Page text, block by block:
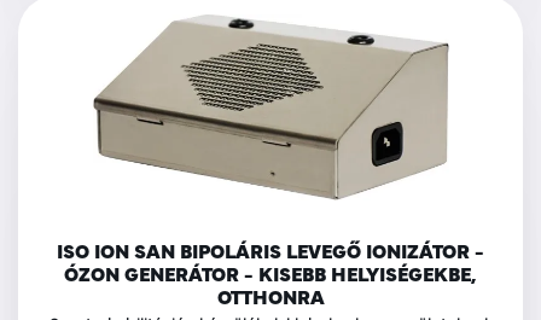
ISO ION SAN BIPOLÁRIS LEVEGŐ IONIZÁTOR -
ÓZON GENERÁTOR - KISEBB HELYISÉGEKBE,
OTTHONRA